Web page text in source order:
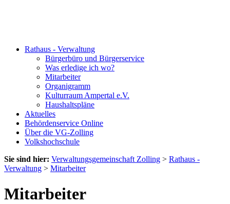
Rathaus - Verwaltung
Bürgerbüro und Bürgerservice
Was erledige ich wo?
Mitarbeiter
Organigramm
Kulturraum Ampertal e.V.
Haushaltspläne
Aktuelles
Behördenservice Online
Über die VG-Zolling
Volkshochschule
Sie sind hier: Verwaltungsgemeinschaft Zolling > Rathaus -
Verwaltung > Mitarbeiter
Mitarbeiter